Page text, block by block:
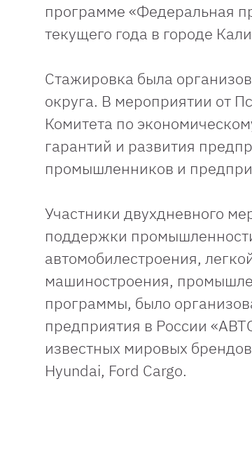
программе «Федеральная
текущего года в городе
Стажировка была
округа. В мероприятии от
Комитета по
гарантий и развития
промышленников и
Участники двухдневного
поддержки
автомобилестроения,
машиностроения,
программы, было
предприятия в России
известных мировых
Hyundai, Ford Cargo.